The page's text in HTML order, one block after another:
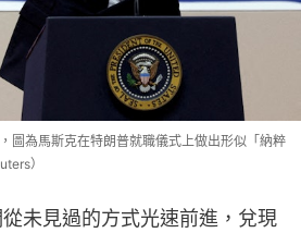
圖為馬斯克在特朗普就職儀式上做出形似「納粹
）
從未見過的方式光速前進，兌現